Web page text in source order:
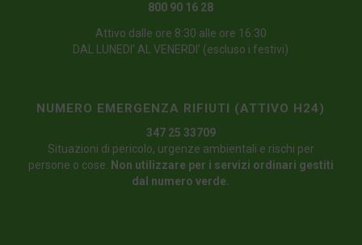
800 90 16 28
Attivo dalle ore 8:30 alle ore 16:30
DAL LUNEDI’ AL VENERDI’ (escluso i festivi)
NUMERO EMERGENZA RIFIUTI (ATTIVO H24)
347 25 33709
Situazioni di pericolo, urgenze ambientali e rischi per
persone o cose.
Non utilizzare per i servizi ordinari gestiti
dal numero verde.